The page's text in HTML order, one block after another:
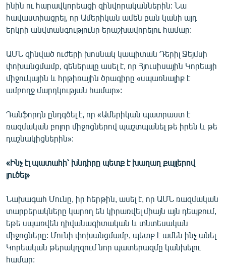
ինին ու հարավկորեացի զինվորականներին: Նա
հավաստիացրել, որ Ամերիկան ամեն բան կանի այդ
երկրի անվտանգությունը երաշխավորելու համար:
ԱՄՆ զինված ուժերի խոսնակ կապիտան Դերիլ Ջեյմսի
փոխանցմամբ, գեներալը ասել է, որ Հյուսիսային Կորեայի
միջուկային և հրթիռային ծրագիրը «սպառնալիք է
ամբողջ մարդկության համար»:
Դանֆորդն ընդգծել է, որ «Ամերիկան պատրաստ է
ռազմական բոլոր միջոցներով պաշտպանել թե իրեն և թե
դաշնակիցներին»:
«Ինչ էլ պատահի՝ խնդիրը պետք է խաղաղ քայլերով
լուծել»
Նախագահ Մունը, իր հերթին, ասել է, որ ԱՄՆ ռազմական
տարբերակները կարող են կիրառվել միայն այն դեպքում,
եթե սպառվեն դիվանագիտական և տնտեսական
միջոցները: Մունի փոխանցմամբ, պետք է ամեն ինչ անել
Կորեական թերակղզում նոր պատերազմը կանխելու
համար: